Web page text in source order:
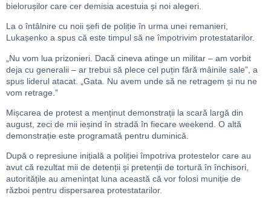
bielorușilor care cer demisia acestuia și noi alegeri.
La o întâlnire cu noii șefi de poliție în urma unei remanieri,
Lukașenko a spus că este timpul să ne împotrivim protestatarilor.
„Nu vom lua prizonieri. Dacă cineva atinge un militar – am vorbit
deja cu generalii – ar trebui să plece cel puțin fără mâinile sale”, a
spus liderul atacat. „Gata. Nu avem unde să ne retragem și nu ne
vom retrage.”
Mișcarea de protest a menținut demonstrații la scară largă din
august, zeci de mii ieșind în stradă în fiecare weekend. O altă
demonstrație este programată pentru duminică.
După o represiune inițială a poliției împotriva protestelor care au
avut că rezultat mii de detenții și pretenții de tortură în închisori,
autoritățile au amenințat luna această că vor folosi muniție de
război pentru dispersarea protestatarilor.